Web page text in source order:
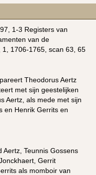
1-3 Registers van
van de
1706-1765, scan 63, 65
Theodorus Aertz
met sijn geestelijken
Aertz, als mede met sijn
en Henrik Gerrits en
Aertz, Teunnis Gossens
Gerrit
als momboir van